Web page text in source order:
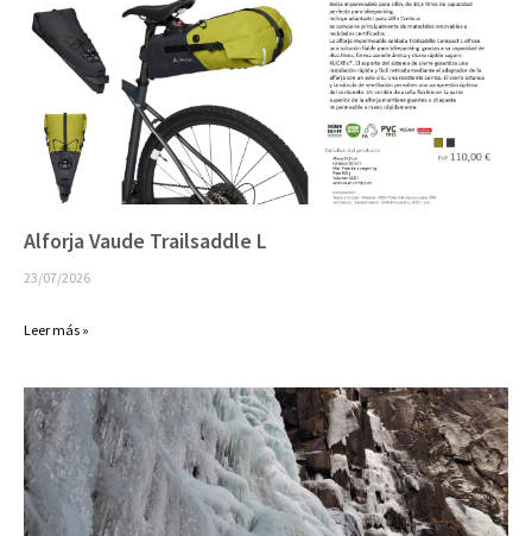
Alforja Vaude Trailsaddle L
23/07/2026
Leer más »